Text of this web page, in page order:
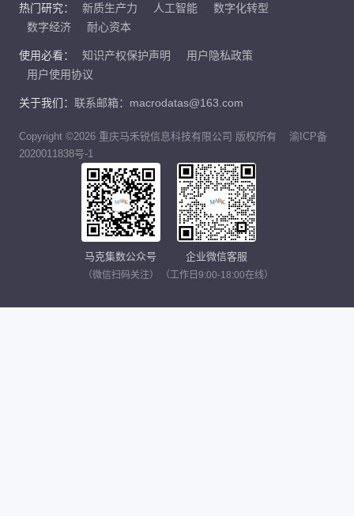
热门研究： 新质生产力 人工智能
数字化转型
数字经济
耐心资本
使用必看： 知识产权保护声明
用户隐私政策
用户使用协议
关于我们： 联系邮箱：macrodatas@163.com
Copyright ©2026 重庆马禾锐信息科技有限公司 版权所有
渝ICP备
2020011838号-1
马克集数公众号
（微信扫码关注）
企业微信客服
（工作日9:00-18:00在线）